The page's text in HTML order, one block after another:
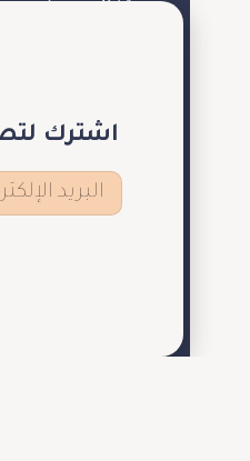
من شأنها أن تلهم
اشترك